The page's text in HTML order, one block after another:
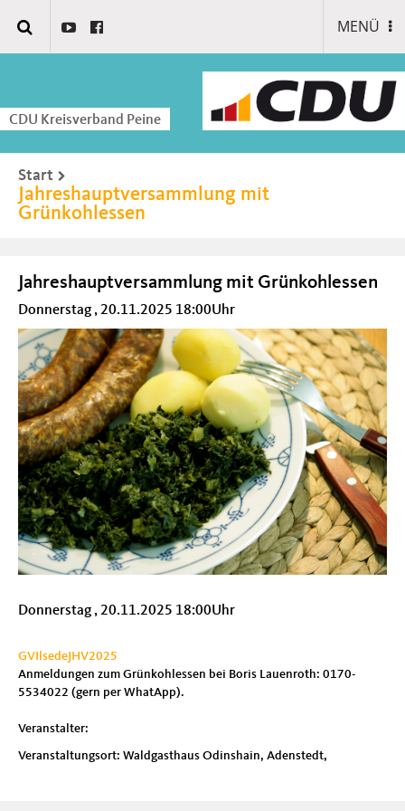
MENÜ
CDU Kreisverband Peine
Start
Jahreshauptversammlung mit
Grünkohlessen
Jahreshauptversammlung mit Grünkohlessen
Donnerstag , 20.11.2025 18:00Uhr
Donnerstag , 20.11.2025 18:00Uhr
GVIlsedeJHV2025
Anmeldungen zum Grünkohlessen bei Boris Lauenroth: 0170-
5534022 (gern per WhatApp).
Veranstalter:
Veranstaltungsort: Waldgasthaus Odinshain, Adenstedt,